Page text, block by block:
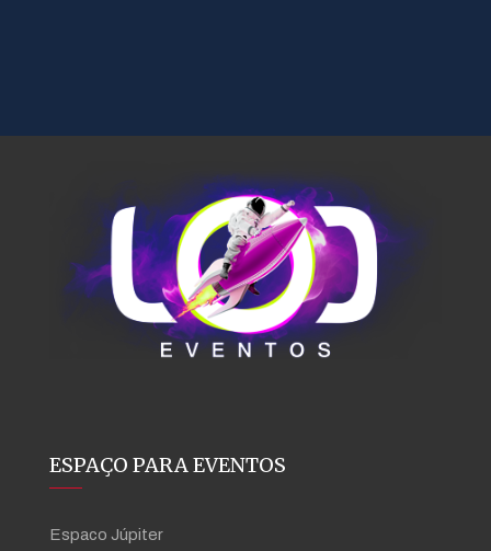
ESPAÇO PARA EVENTOS
Espaco Júpiter